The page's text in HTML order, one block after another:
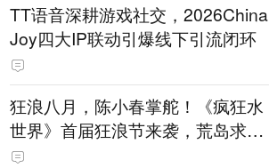
TT语音深耕游戏社交，2026China
Joy四大IP联动引爆线下引流闭环
狂浪八月，陈小春掌舵！《疯狂水
世界》首届狂浪节来袭，荒岛求生
直播即将开启